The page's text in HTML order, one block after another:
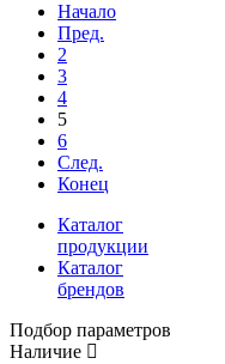
Начало
Пред.
2
3
4
5
6
След.
Конец
Каталог
продукции
Каталог
брендов
Подбор параметров
Наличие